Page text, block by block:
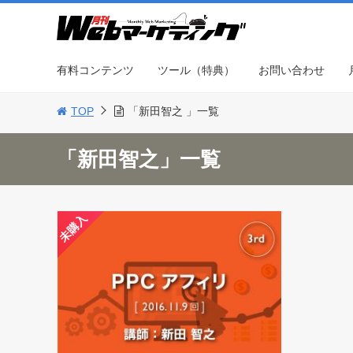
有料コンテンツ ツール（特典） お問い合わせ
TOP 「新田智之 」一覧
「新田智之」一覧
未購入